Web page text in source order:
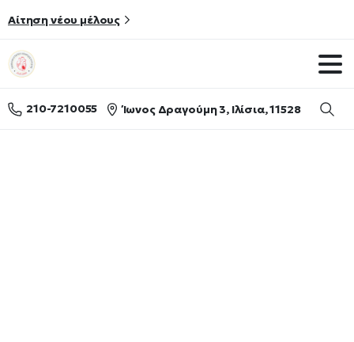
Αίτηση νέου μέλους
210-7210055 Ίωνος Δραγούμη 3, Ιλίσια, 11528